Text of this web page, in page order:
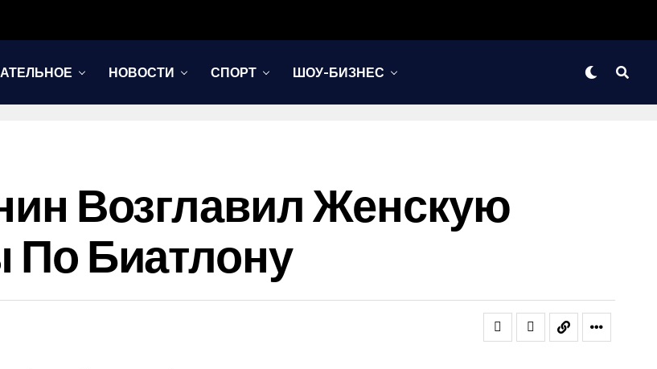
НОВОСТИ СПОРТ ШОУ-БИЗНЕС
Возглавил Женскую
Биатлону